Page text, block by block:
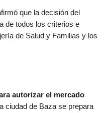
que la decisión del
de todos los criterios e
de Salud y Familias y los
autorizar el mercado
ciudad de Baza se prepara